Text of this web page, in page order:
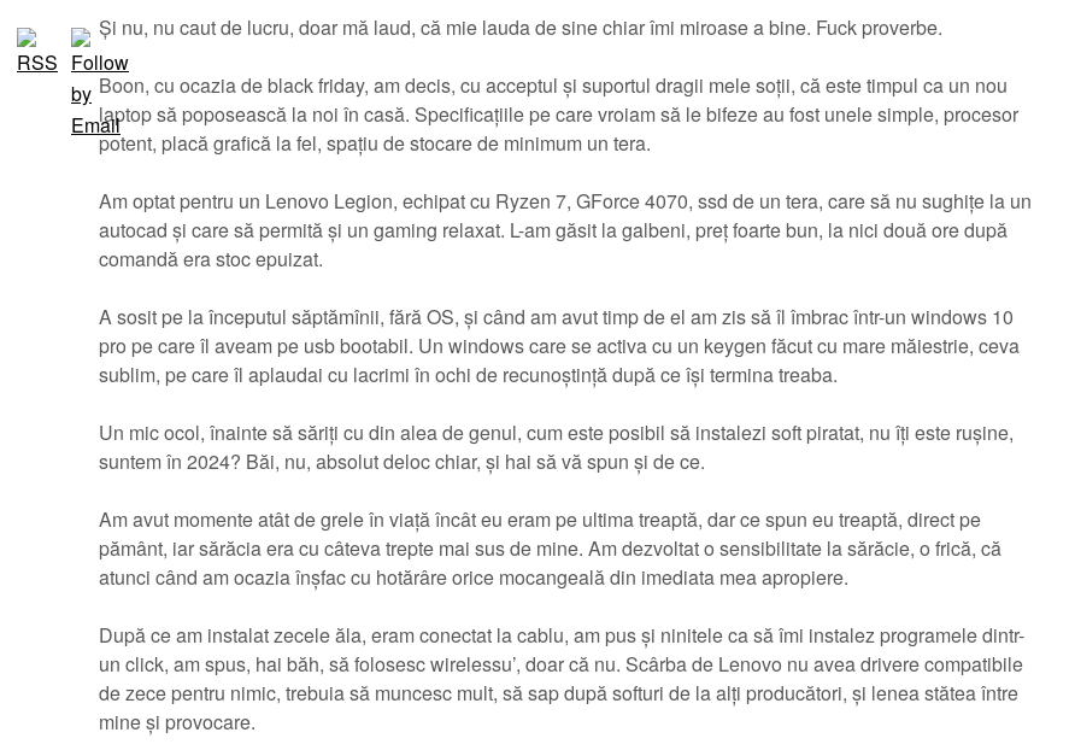
Și nu, nu caut de lucru, doar mă laud, că mie lauda de sine chiar îmi miroase a bine. Fuck proverbe.
Boon, cu ocazia de black friday, am decis, cu acceptul și suportul dragii mele soții, că este timpul ca un nou
laptop să poposească la noi în casă. Specificațiile pe care vroiam să le bifeze au fost unele simple, procesor
potent, placă grafică la fel, spațiu de stocare de minimum un tera.
Am optat pentru un Lenovo Legion, echipat cu Ryzen 7, GForce 4070, ssd de un tera, care să nu sughițe la un
autocad și care să permită și un gaming relaxat. L-am găsit la galbeni, preț foarte bun, la nici două ore după
comandă era stoc epuizat.
A sosit pe la începutul săptămînii, fără OS, și când am avut timp de el am zis să îl îmbrac într-un windows 10
pro pe care îl aveam pe usb bootabil. Un windows care se activa cu un keygen făcut cu mare măiestrie, ceva
sublim, pe care îl aplaudai cu lacrimi în ochi de recunoștință după ce își termina treaba.
Un mic ocol, înainte să săriți cu din alea de genul, cum este posibil să instalezi soft piratat, nu îți este rușine,
suntem în 2024? Băi, nu, absolut deloc chiar, și hai să vă spun și de ce.
Am avut momente atât de grele în viață încât eu eram pe ultima treaptă, dar ce spun eu treaptă, direct pe
pământ, iar sărăcia era cu câteva trepte mai sus de mine. Am dezvoltat o sensibilitate la sărăcie, o frică, că
atunci când am ocazia înșfac cu hotărâre orice mocangeală din imediata mea apropiere.
După ce am instalat zecele ăla, eram conectat la cablu, am pus și ninitele ca să îmi instalez programele dintr-
un click, am spus, hai băh, să folosesc wirelessu’, doar că nu. Scârba de Lenovo nu avea drivere compatibile
de zece pentru nimic, trebuia să muncesc mult, să sap după softuri de la alți producători, și lenea stătea între
mine și provocare.